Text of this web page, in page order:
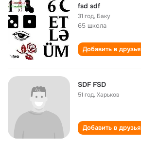
fsd sdf
31 год, Баку
65 школа
Добавить в друзья
SDF FSD
51 год,Харьков
Добавить в друзья